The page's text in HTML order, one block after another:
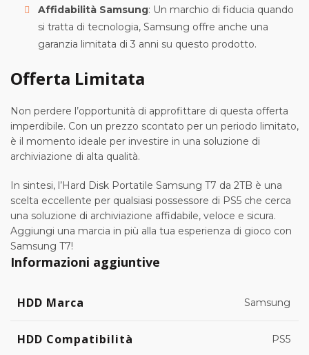
Affidabilità Samsung: Un marchio di fiducia quando
si tratta di tecnologia, Samsung offre anche una
garanzia limitata di 3 anni su questo prodotto.
Offerta Limitata
Non perdere l’opportunità di approfittare di questa offerta
imperdibile. Con un prezzo scontato per un periodo limitato,
è il momento ideale per investire in una soluzione di
archiviazione di alta qualità.
In sintesi, l’Hard Disk Portatile Samsung T7 da 2TB è una
scelta eccellente per qualsiasi possessore di PS5 che cerca
una soluzione di archiviazione affidabile, veloce e sicura.
Aggiungi una marcia in più alla tua esperienza di gioco con
Samsung T7!
Informazioni aggiuntive
HDD Marca Samsung
HDD Compatibilità PS5